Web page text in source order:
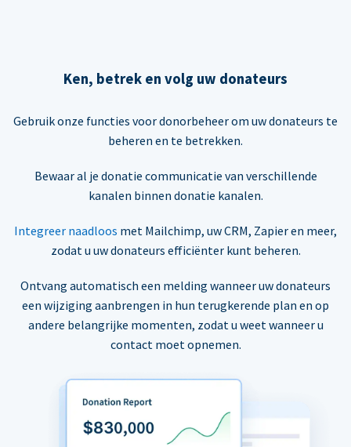
Ken, betrek en volg uw donateurs
Gebruik onze functies voor donorbeheer om uw donateurs te
beheren en te betrekken.
Bewaar al je donatie communicatie van verschillende
kanalen binnen donatie kanalen.
Integreer naadloos met Mailchimp, uw CRM, Zapier en meer,
zodat u uw donateurs efficiënter kunt beheren.
Ontvang automatisch een melding wanneer uw donateurs
een wijziging aanbrengen in hun terugkerende plan en op
andere belangrijke momenten, zodat u weet wanneer u
contact moet opnemen.